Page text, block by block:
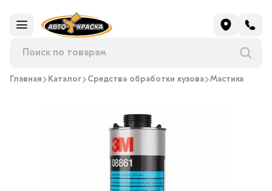
Главная Каталог Средства обработки кузова Мастика